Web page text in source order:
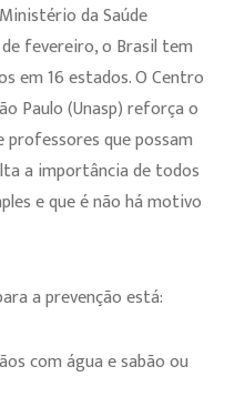
da Saúde
fevereiro, o Brasil tem
em 16 estados. O Centro
Paulo (Unasp) reforça o
que possam
a importância de todos
e que é não há motivo
a prevenção está:
com água e sabão ou